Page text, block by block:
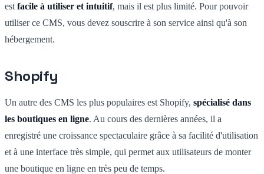
est facile à utiliser et intuitif, mais il est plus limité. Pour pouvoir
utiliser ce CMS, vous devez souscrire à son service ainsi qu'à son
hébergement.
Shopify
Un autre des CMS les plus populaires est Shopify, spécialisé dans
les boutiques en ligne. Au cours des dernières années, il a
enregistré une croissance spectaculaire grâce à sa facilité d'utilisation
et à une interface très simple, qui permet aux utilisateurs de monter
une boutique en ligne en très peu de temps.